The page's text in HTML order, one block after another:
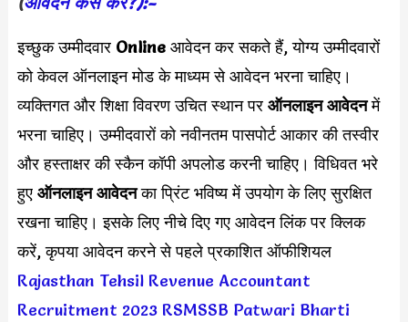
इच्छुक उम्मीदवार Online आवेदन कर सकते हैं, योग्य उम्मीदवारों
को केवल ऑनलाइन मोड के माध्यम से आवेदन भरना चाहिए।
व्यक्तिगत और शिक्षा विवरण उचित स्थान पर ऑनलाइन आवेदनमें
भरना चाहिए। उम्मीदवारों को नवीनतम पासपोर्ट आकार की तस्वीर
और हस्ताक्षर की स्कैन कॉपी अपलोड करनी चाहिए। विधिवत भरे
हुए ऑनलाइन आवेदनका प्रिंट भविष्य में उपयोग के लिए सुरक्षित
रखना चाहिए। इसके लिए नीचे दिए गए आवेदन लिंक पर क्लिक
करें, कृपया आवेदन करने से पहले प्रकाशित ऑफीशियल
Rajasthan Tehsil Revenue Accountant
Recruitment 2023 RSMSSB Patwari Bharti